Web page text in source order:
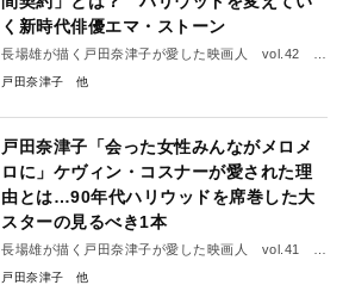
く新時代俳優エマ・ストーン
長場雄が描く戸田奈津子が愛した映画人 vol.42 エ
マ・ストーン
戸田奈津子
戸田奈津子「会った女性みんながメロメ
ロに」ケヴィン・コスナーが愛された理
由とは…90年代ハリウッドを席巻した大
スターの見るべき1本
長場雄が描く戸田奈津子が愛した映画人 vol.41 ケ
ヴィン・コスナー
戸田奈津子